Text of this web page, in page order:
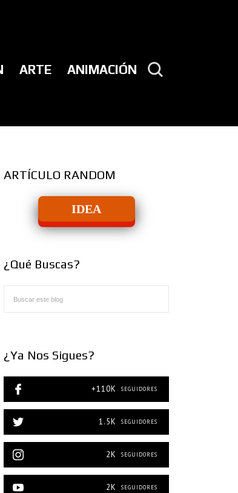
ARTE ANIMACIÓN
ARTÍCULO RANDOM
IDEA
¿Qué Buscas?
¿Ya Nos Sigues?
+110K SEGUIDORES
1.5K SEGUIDORES
2K SEGUIDORES
2K SEGUIDORES